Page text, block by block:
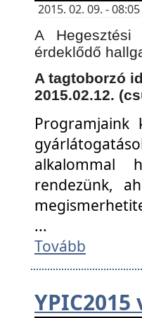
2015. 02. 09. -
A
érdeklődő
A tagtoborzó
2015.02.12.
Programjaink
alkalommal
rendezünk,
...
Tovább
YPIC2015